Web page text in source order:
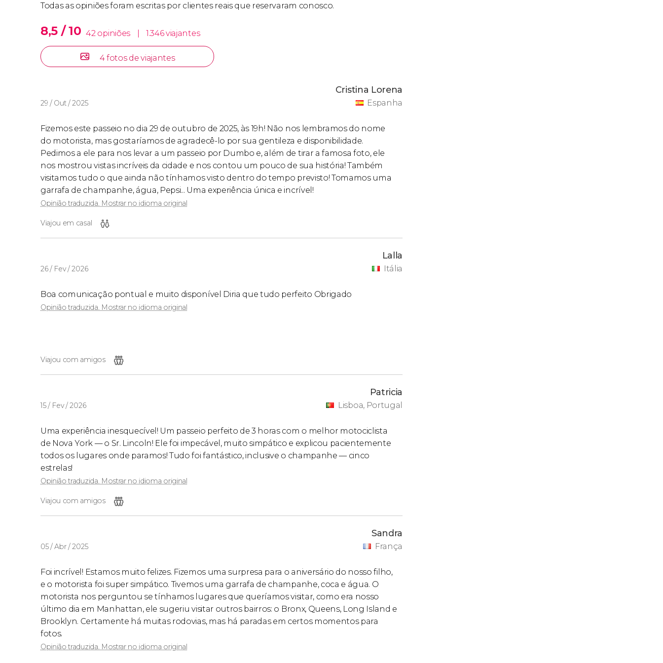
Leve em conta que todas as modalidades incluem a retirada no hotel, exceto o
limusine para 7 pessoas de 1 hora. Nesse caso, nos encontraremos no
York Times Squareno horário indicado.
O tour pode ser feito em inglês ou espanhol. Você poderá indicar o idioma de sua
Todas as opiniões foram escritas por clientes reais que reservaram conosco.
8,5 / 10 42 opiniões 1.346 viajantes
4 fotos de viajantes
29 / Out / 2025
Cristina Lorena
Espanha
Fizemos este passeio no dia 29 de outubro de 2025, às 19h! Não nos lembramos do nome
do motorista, mas gostaríamos de agradecê-lo por sua gentileza e disponibilidade.
Pedimos a ele para nos levar a um passeio por Dumbo e, além de tirar a famosa foto, ele
nos mostrou vistas incríveis da cidade e nos contou um pouco de sua história! Também
visitamos tudo o que ainda não tínhamos visto dentro do tempo previsto! Tomamos uma
garrafa de champanhe, água, Pepsi... Uma experiência única e incrível!
Opinião traduzida. Mostrar no idioma original
Viajou em casal
26 / Fev / 2026
Lalla
Itália
Boa comunicação pontual e muito disponível Diria que tudo perfeito Obrigado
Opinião traduzida. Mostrar no idioma original
Viajou com amigos
15 / Fev / 2026
Patricia
Lisboa, Portugal
Uma experiência inesquecível! Um passeio perfeito de 3 horas com o melhor motociclista
de Nova York — o Sr. Lincoln! Ele foi impecável, muito simpático e explicou pacientemente
todos os lugares onde paramos! Tudo foi fantástico, inclusive o champanhe — cinco
estrelas!
Opinião traduzida. Mostrar no idioma original
Viajou com amigos
05 / Abr / 2025
Sandra
França
Foi incrível! Estamos muito felizes. Fizemos uma surpresa para o aniversário do nosso filho,
e o motorista foi super simpático. Tivemos uma garrafa de champanhe, coca e água. O
motorista nos perguntou se tínhamos lugares que queríamos visitar, como era nosso
último dia em Manhattan, ele sugeriu visitar outros bairros: o Bronx, Queens, Long Island e
Brooklyn. Certamente há muitas rodovias, mas há paradas em certos momentos para
fotos.
Opinião traduzida. Mostrar no idioma original